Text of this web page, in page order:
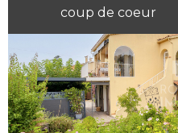
coup de coeur